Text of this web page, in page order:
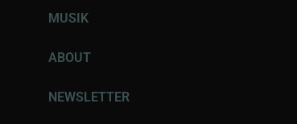
MUSIK
ABOUT
NEWSLETTER